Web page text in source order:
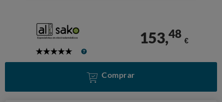
5
153,48
€
Comprar